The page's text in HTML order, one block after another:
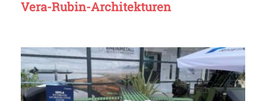
Vera-Rubin-Architekturen